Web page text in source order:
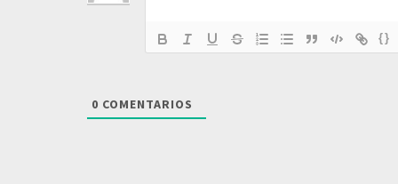
{}
0 COMENTARIOS